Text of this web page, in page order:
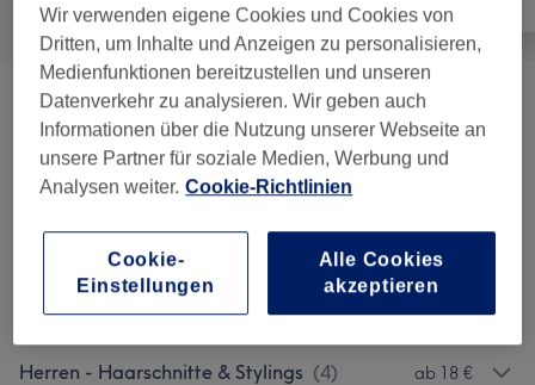
Damen - Haarschnitte & Stylings ( 9) ab 7 €
Damen - Colorationen & Schnitte (3 ) ab 30 €
Damen - Colorationen, Schnitte &
8)
Haarkuren & Pflege (3) ab 3,50 €
Herren - Haarschnitte & Stylings (4) ab 18 €
Wir verwenden eigene Cookies und Cookies von
Dritten, um Inhalte und Anzeigen zu personalisieren,
Medienfunktionen bereitzustellen und unseren
Datenverkehr zu analysieren. Wir geben auch
Informationen über die Nutzung unserer Webseite an
unsere Partner für soziale Medien, Werbung und
Analysen weiter. Cookie-Richtlinien
Cookie-
Einstellungen
Alle Cookies
akzeptieren